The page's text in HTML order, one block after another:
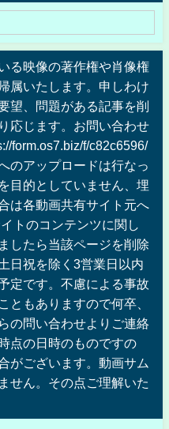
る映像の著作権や肖像権
属いたします。申しわけ
望、問題がある記事を削
応じます。お問い合わせ
form.os7.biz/f/c82c6596/
のアップロードは行なっ
目的としていません、埋
は各動画共有サイト元へ
トのコンテンツに関し
したら当該ページを削除
日祝を除く3営業日以内
定です。不慮による事故
ともありますので何卒、
の問い合わせよりご連絡
点の日時のものですの
がございます。動画サム
せん。その点ご理解いた